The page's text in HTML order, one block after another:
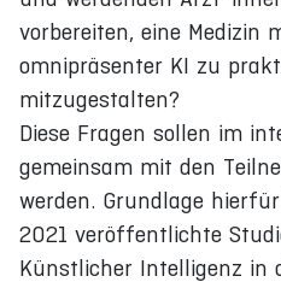
vorbereiten, eine Medizin
omnipräsenter KI zu
mitzugestalten?
Diese Fragen sollen im
gemeinsam mit den
werden. Grundlage
2021 veröffentlichte
Künstlicher Intelligenz in